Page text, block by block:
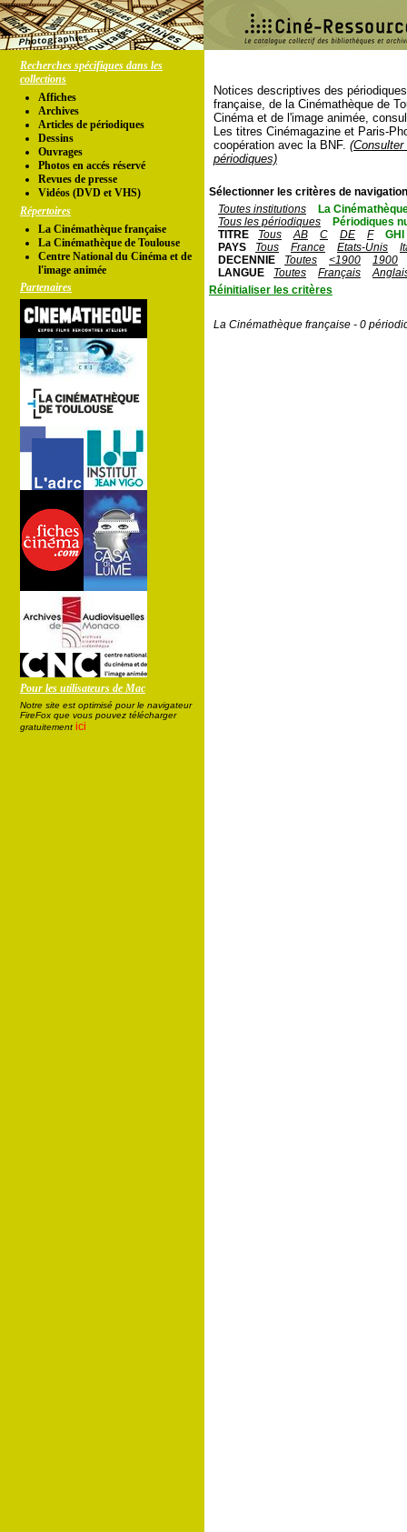
Recherches spécifiques dans les
collections
Affiches
Archives
Articles de périodiques
Dessins
Ouvrages
Photos en accés réservé
Revues de presse
Vidéos (DVD et VHS)
Répertoires
La Cinémathèque française
La Cinémathèque de Toulouse
Centre National du Cinéma et de
l'image animée
Partenaires
Pour les utilisateurs de Mac
Notre site est optimisé pour le navigateur
FireFox que vous pouvez télécharger
gratuitement ici
Notices descriptives des
française, de la Cinémathèque de
Cinéma et de l'image animée,
Les titres Cinémagazine et Paris-
coopération avec la BNF.
périodiques)
Sélectionner les critères de
Toutes institutions
La
Tous les périodiques
Périodiques
TITRE
Tous AB C DE F
GHI
PAYS
Tous France Etats-Unis
DECENNIE
Toutes <1900
1900
LANGUE
Toutes Français
Réinitialiser les critères
La Cinémathèque française - 0